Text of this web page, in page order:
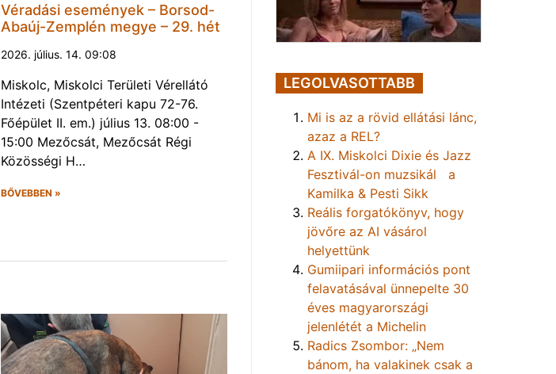
Véradási események – Borsod-
Abaúj-Zemplén megye – 29. hét
2026. július. 14. 09:08
Miskolc, Miskolci Területi Vérellátó
Intézeti (Szentpéteri kapu 72-76.
Főépület II. em.) július 13. 08:00 -
15:00 Mezőcsát, Mezőcsát Régi
Közösségi H…
BŐVEBBEN »
LEGOLVASOTTABB
Mi is az a rövid ellátási lánc,
azaz a REL?
A IX. Miskolci Dixie és Jazz
Fesztivál-on muzsikál a
Kamilka & Pesti Sikk
Reális forgatókönyv, hogy
jövőre az AI vásárol
helyettünk
Gumiipari információs pont
felavatásával ünnepelte 30
éves magyarországi
jelenlétét a Michelin
Radics Zsombor: „Nem
bánom, ha valakinek csak a